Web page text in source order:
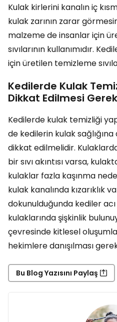
Kulak kirlerini kanalın iç
kulak zarının zarar
malzeme de insanlar için
sıvılarının kullanımıdır.
için üretilen temizleme
Kedilerde Kulak
Dikkat Edilmesi
Kedilerde kulak temizliği
de kedilerin kulak
dikkat edilmelidir.
bir sıvı akıntısı varsa,
kulaklar fazla kaşınma
kulak kanalında kızarıklık
dokunulduğunda kediler
kulaklarında şişkinlik
çevresinde kitlesel
hekimlere danışılması
Bu Blog Yazısını Paylaş